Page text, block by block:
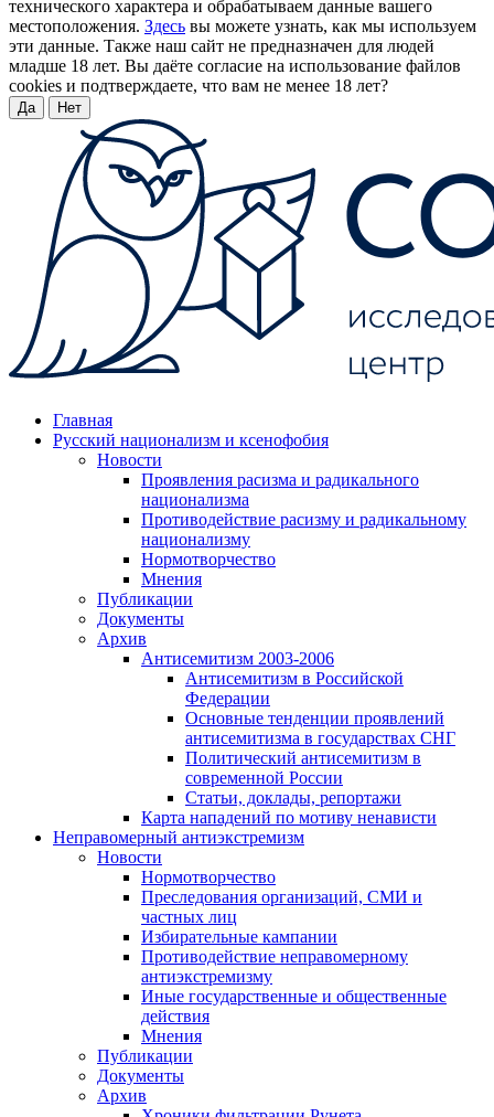
технического характера и обрабатываем данные вашего
местоположения. Здесь вы можете узнать, как мы используем
эти данные. Также наш сайт не предназначен для людей
младше 18 лет. Вы даёте согласие на использование файлов
cookies и подтверждаете, что вам не менее 18 лет?
Да Нет
Главная
Русский национализм и ксенофобия
Новости
Проявления расизма и радикального
национализма
Противодействие расизму и радикальному
национализму
Нормотворчество
Мнения
Публикации
Документы
Архив
Антисемитизм 2003-2006
Антисемитизм в Российской
Федерации
Основные тенденции проявлений
антисемитизма в государствах СНГ
Политический антисемитизм в
современной России
Статьи, доклады, репортажи
Карта нападений по мотиву ненависти
Неправомерный антиэкстремизм
Новости
Нормотворчество
Преследования организаций, СМИ и
частных лиц
Избирательные кампании
Противодействие неправомерному
антиэкстремизму
Иные государственные и общественные
действия
Мнения
Публикации
Документы
Архив